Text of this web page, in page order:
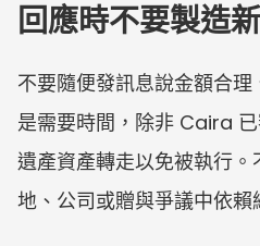
回應時不要製造
不要隨便發訊息說金額合
是需要時間，除非 Caira
遺產資產轉走以免被執行
地、公司或贈與爭議中依賴